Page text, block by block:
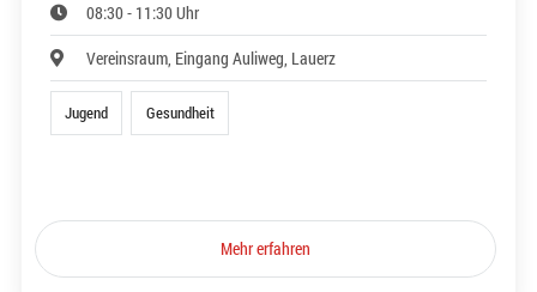
08:30 - 11:30 Uhr
Vereinsraum, Eingang Auliweg, Lauerz
Jugend Gesundheit
Mehr erfahren